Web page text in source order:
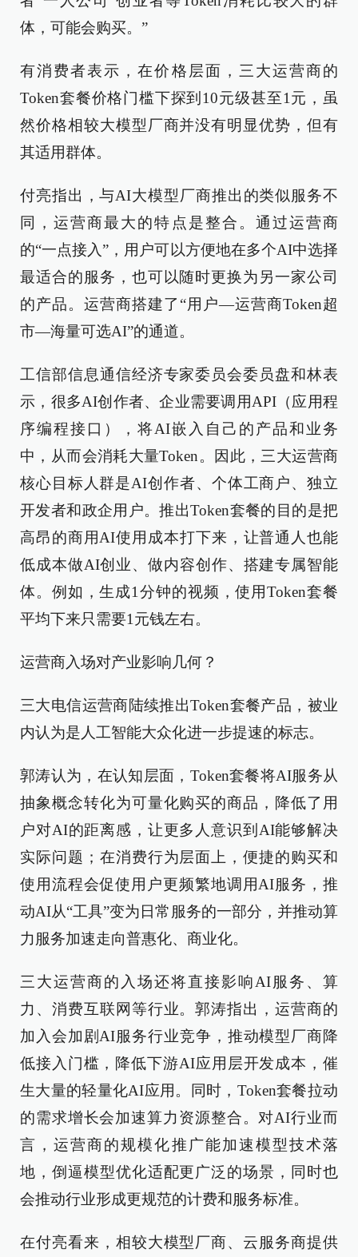
体，可能会购买。”
有消费者表示，在价格层面，三大运营商的
Token套餐价格门槛下探到10元级甚至1元，虽
然价格相较大模型厂商并没有明显优势，但有
其适用群体。
付亮指出，与AI大模型厂商推出的类似服务不
同，运营商最大的特点是整合。通过运营商
的“一点接入”，用户可以方便地在多个AI中选择
最适合的服务，也可以随时更换为另一家公司
的产品。运营商搭建了“用户—运营商Token超
市—海量可选AI”的通道。
工信部信息通信经济专家委员会委员盘和林表
示，很多AI创作者、企业需要调用API（应用程
序编程接口），将AI嵌入自己的产品和业务
中，从而会消耗大量Token。因此，三大运营商
核心目标人群是AI创作者、个体工商户、独立
开发者和政企用户。推出Token套餐的目的是把
高昂的商用AI使用成本打下来，让普通人也能
低成本做AI创业、做内容创作、搭建专属智能
体。例如，生成1分钟的视频，使用Token套餐
平均下来只需要1元钱左右。
运营商入场对产业影响几何？
三大电信运营商陆续推出Token套餐产品，被业
内认为是人工智能大众化进一步提速的标志。
郭涛认为，在认知层面，Token套餐将AI服务从
抽象概念转化为可量化购买的商品，降低了用
户对AI的距离感，让更多人意识到AI能够解决
实际问题；在消费行为层面上，便捷的购买和
使用流程会促使用户更频繁地调用AI服务，推
动AI从“工具”变为日常服务的一部分，并推动算
力服务加速走向普惠化、商业化。
三大运营商的入场还将直接影响AI服务、算
力、消费互联网等行业。郭涛指出，运营商的
加入会加剧AI服务行业竞争，推动模型厂商降
低接入门槛，降低下游AI应用层开发成本，催
生大量的轻量化AI应用。同时，Token套餐拉动
的需求增长会加速算力资源整合。对AI行业而
言，运营商的规模化推广能加速模型技术落
地，倒逼模型优化适配更广泛的场景，同时也
会推动行业形成更规范的计费和服务标准。
在付亮看来，相较大模型厂商、云服务商提供